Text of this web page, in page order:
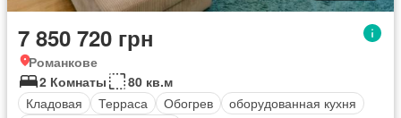
7 850 720 грн
Романкове
2 Комнаты
80 кв.м
Кладовая
Терраса Обогрев
оборудованная кухня